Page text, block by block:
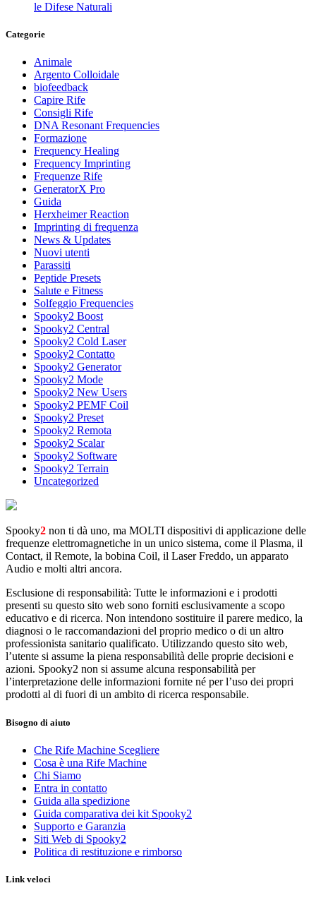
le Difese Naturali
Categorie
Animale
Argento Colloidale
biofeedback
Capire Rife
Consigli Rife
DNA Resonant Frequencies
Formazione
Frequency Healing
Frequency Imprinting
Frequenze Rife
GeneratorX Pro
Guida
Herxheimer Reaction
Imprinting di frequenza
News & Updates
Nuovi utenti
Parassiti
Peptide Presets
Salute e Fitness
Solfeggio Frequencies
Spooky2 Boost
Spooky2 Central
Spooky2 Cold Laser
Spooky2 Contatto
Spooky2 Generator
Spooky2 Mode
Spooky2 New Users
Spooky2 PEMF Coil
Spooky2 Preset
Spooky2 Remota
Spooky2 Scalar
Spooky2 Software
Spooky2 Terrain
Uncategorized
Spooky2 non ti dà uno, ma MOLTI dispositivi di applicazione delle
frequenze elettromagnetiche in un unico sistema, come il Plasma, il
Contact, il Remote, la bobina Coil, il Laser Freddo, un apparato
Audio e molti altri ancora.
Esclusione di responsabilità: Tutte le informazioni e i prodotti
presenti su questo sito web sono forniti esclusivamente a scopo
educativo e di ricerca. Non intendono sostituire il parere medico, la
diagnosi o le raccomandazioni del proprio medico o di un altro
professionista sanitario qualificato. Utilizzando questo sito web,
l’utente si assume la piena responsabilità delle proprie decisioni e
azioni. Spooky2 non si assume alcuna responsabilità per
l’interpretazione delle informazioni fornite né per l’uso dei propri
prodotti al di fuori di un ambito di ricerca responsabile.
Bisogno di aiuto
Che Rife Machine Scegliere
Cosa è una Rife Machine
Chi Siamo
Entra in contatto
Guida alla spedizione
Guida comparativa dei kit Spooky2
Supporto e Garanzia
Siti Web di Spooky2
Politica di restituzione e rimborso
Link veloci